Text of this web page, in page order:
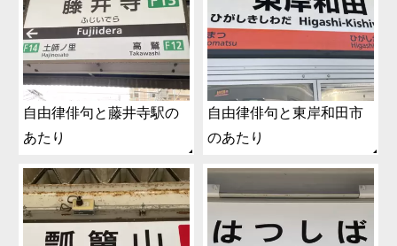
自由律俳句と藤井寺駅の
あたり
自由律俳句と東岸和田市
のあたり